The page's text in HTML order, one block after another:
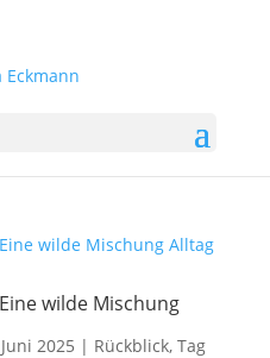
wilde Mischung
2025 | Rückblick, Tag